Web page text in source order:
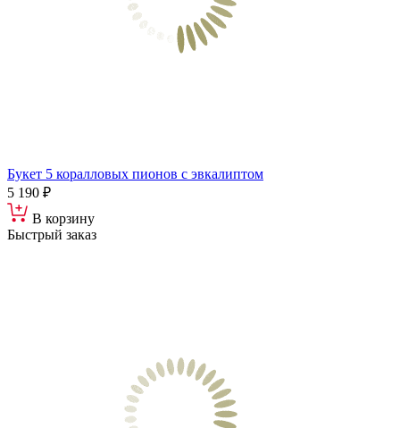
Букет 5 коралловых пионов с эвкалиптом
5 190 ₽
В корзину
Быстрый заказ